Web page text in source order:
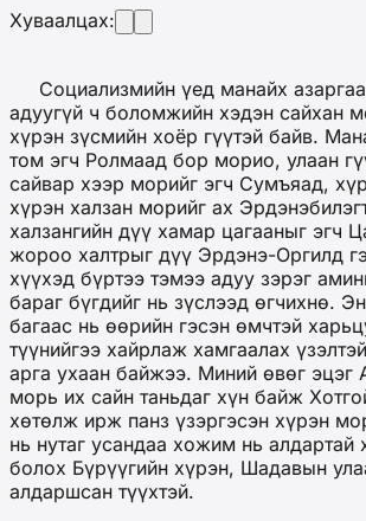
Хуваалцах:
Социализмийн үед манайх
адуугүй ч боломжийн хэдэн сайхан
хүрэн зүсмийн хоёр гүүтэй байв.
том эгч Ролмаад бор морио, улаан
сайвар хээр морийг эгч Сумъяад,
хүрэн халзан морийг ах
халзангийн дүү хамар цагааныг эгч
жороо халтрыг дүү Эрдэнэ-Оргилд
хүүхэд бүртээ тэмээ адуу зэрэг
бараг бүгдийг нь зүслээд өгчихнө.
багаас нь өөрийн гэсэн өмчтэй
түүнийгээ хайрлаж хамгаалах
арга ухаан байжээ. Миний өвөг эцэг
морь их сайн таньдаг хүн байж
хөтөлж ирж панз үзэргэсэн хүрэн
нь нутаг усандаа хожим нь алдартай
болох Бүрүүгийн хүрэн, Шадавын
алдаршсан түүхтэй.